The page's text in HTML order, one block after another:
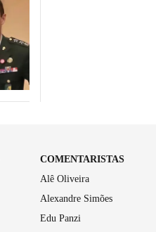
COMENTARISTAS
Alê Oliveira
Alexandre Simões
Edu Panzi